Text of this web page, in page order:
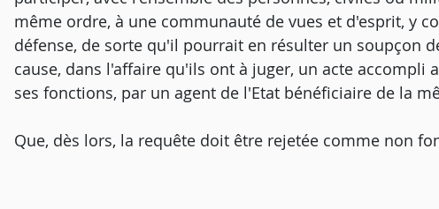
même ordre, à une communauté de vues et d'esprit, y
défense, de sorte qu'il pourrait en résulter un soupçon
cause, dans l'affaire qu'ils ont à juger, un acte accompli
ses fonctions, par un agent de l'Etat bénéficiaire de la
Que, dès lors, la requête doit être rejetée comme non